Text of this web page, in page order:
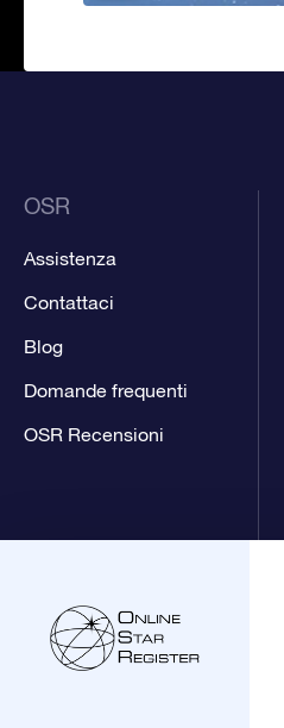
OSR
Assistenza
Contattaci
Blog
Domande frequenti
OSR Recensioni